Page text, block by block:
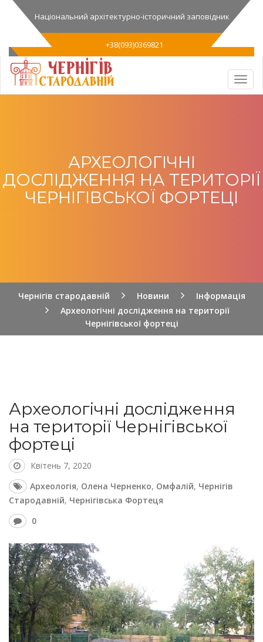
Національний архітектурно-історичний заповідник
+38(093)0369821
АРХЕОЛОГІЧНІ
ДОСЛІДЖЕННЯ НА ТЕРИТОРІЇ
ЧЕРНІГІВСЬКОЇ ФОРТЕЦІ
Чернігів стародавній Новини
Інформація
Археологічні дослідження на території
Чернігівської фортеці
Археологічні дослідження
на території Чернігівської
фортеці
Квітень 7, 2020
Археологія, Олена Черненко, Омфалій, Чернігів
Стародавній, Чернігівська Фортеця
0